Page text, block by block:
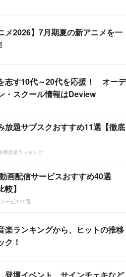
メ2026】7月期夏の新アニメを一
志す10代～20代を応援！ オーデ
・スクール情報はDeview
放題サブスクおすすめ11選【徹底
満足度ランキング
画配信サービスおすすめ40選
較】
ービス20選
楽ランキングから、ヒットの推移
ク！
登壇イベント、サインチェキなど